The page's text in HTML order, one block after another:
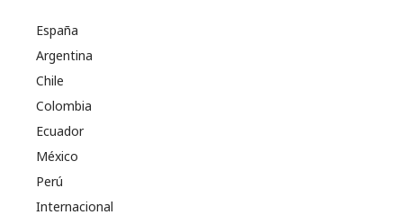
España
Argentina
Chile
Colombia
Ecuador
México
Perú
Internacional